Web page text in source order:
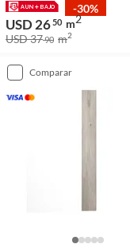
-30%
USD 2650 m2
USD 3790 m2
comparar